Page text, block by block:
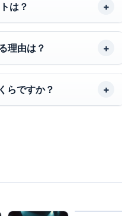
は？
理由は？
らですか？